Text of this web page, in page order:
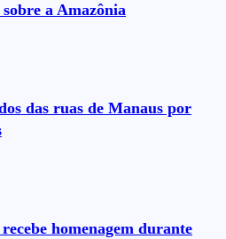
a Amazônia
das ruas de Manaus por
homenagem durante